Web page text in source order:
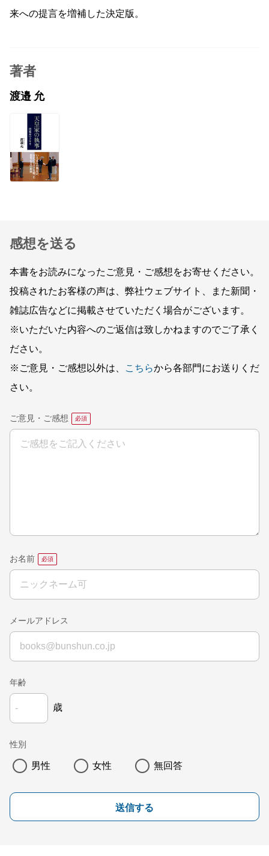
来への提言を増補した決定版。
著者
渡邉 允
感想を送る
本書をお読みになったご意見・ご感想をお寄せください。
投稿されたお客様の声は、弊社ウェブサイト、また新聞・
雑誌広告などに掲載させていただく場合がございます。
※いただいた内容へのご返信は致しかねますのでご了承く
ださい。
※ご意見・ご感想以外は、
こちらから各部門にお送りくだ
さい。
ご意見・ご感想
お名前
メールアドレス
年齢
歳
性別
男性 女性 無回答
送信する